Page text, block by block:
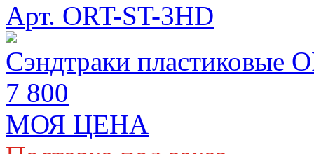
Арт. ORT-ST-3HD
Сэндтраки пластиковые
7 800
МОЯ ЦЕНА